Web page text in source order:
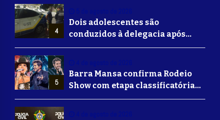
4
Dois adolescentes são
conduzidos à delegacia após
suposta agressão a idoso em
5
Barra Mansa confirma Rodeio
Show com etapa classificatória
para Barretos e grandes nomes